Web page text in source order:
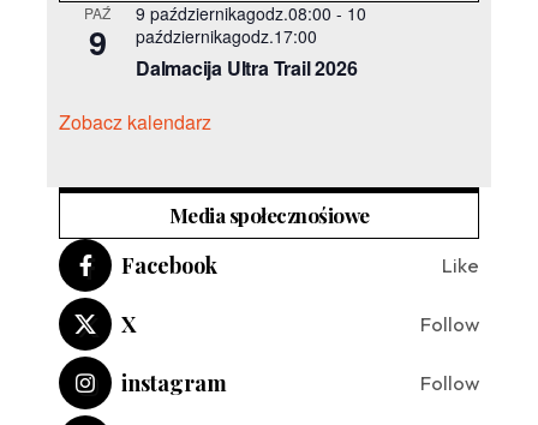
PAŹ
9
9 październikagodz.08:00 - 10
październikagodz.17:00
Dalmacija Ultra Trail 2026
Zobacz kalendarz
Media społecznośiowe
Facebook Like
X Follow
instagram Follow